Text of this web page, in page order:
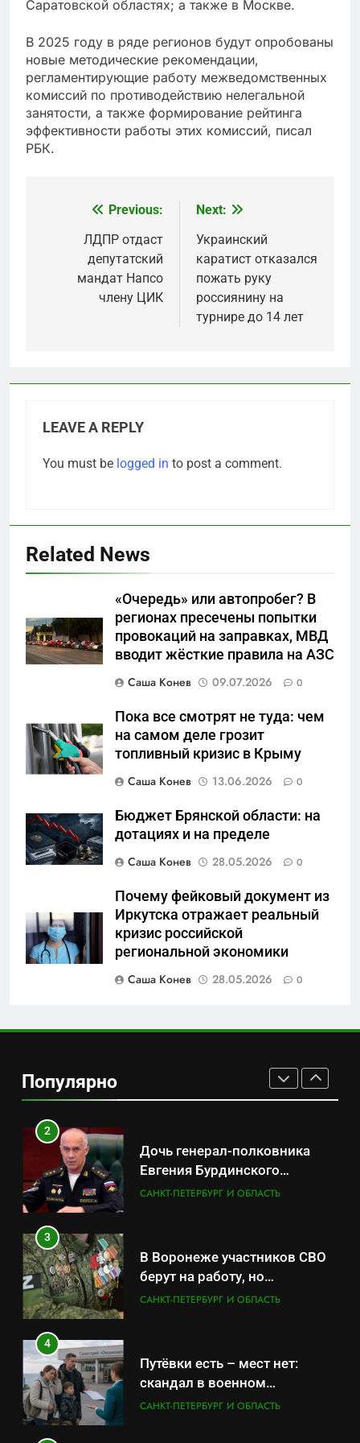
Саратовской областях; а также в Москве.
В 2025 году в ряде регионов будут опробованы
новые методические рекомендации,
регламентирующие работу межведомственных
комиссий по противодействию нелегальной
занятости, а также формирование рейтинга
эффективности работы этих комиссий, писал
РБК.
navigation
Previous:
ЛДПР отдаст
депутатский
мандат Напсо
члену ЦИК
Next:
Украинский
каратист отказался
пожать руку
россиянину на
турнире до 14 лет
LEAVE A REPLY
You must be logged in to post a comment.
Related News
«Очередь» или автопробег? В
регионах пресечены попытки
провокаций на заправках, МВД
вводит жёсткие правила на АЗС
Саша Конев
09.07.2026 0
Пока все смотрят не туда: чем
на самом деле грозит
топливный кризис в Крыму
Саша Конев
13.06.2026 0
Бюджет Брянской области: на
дотациях и на пределе
Саша Конев
28.05.2026 0
Почему фейковый документ из
Иркутска отражает реальный
кризис российской
региональной экономики
Саша Конев
28.05.2026 0
Популярно
Что происходит в
калининградском анклаве:
военные изымают спирт «для
защиты Отечества»
САНКТ-ПЕТЕРБУРГ И ОБЛАСТЬ
«500-тонный беспилотник»
или очередная показуха? Что
скрывает российский ВМФ
7
Перезагрузка в Удмуртии:
результат управленческих
провалов и уязвимости
региона
8
Зачистка неба: Силовой
передел авиаотрасли
САНКТ-ПЕТЕРБУРГ И ОБЛАСТЬ
данные о складах с военной
продукцией: предприятия
обратились в СК
САНКТ-ПЕТЕРБУРГ И ОБЛАСТЬ
2
Дочь генерал-полковника
Евгения Бурдинского
оказывает платные услуги по
САНКТ-ПЕТЕРБУРГ И ОБЛАСТЬ
3
В Воронеже участников СВО
берут на работу, но
удержаться удаётся не всем
САНКТ-ПЕТЕРБУРГ И ОБЛАСТЬ
4
Путёвки есть – мест нет:
скандал в военном
санатории Владивостока
САНКТ-ПЕТЕРБУРГ И ОБЛАСТЬ